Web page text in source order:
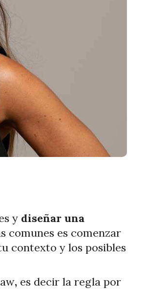
y diseñar una
comunes es comenzar
contexto y los posibles
, es decir la regla por